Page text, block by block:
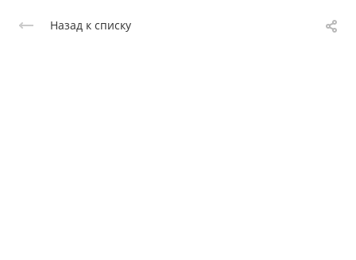
Назад к списку